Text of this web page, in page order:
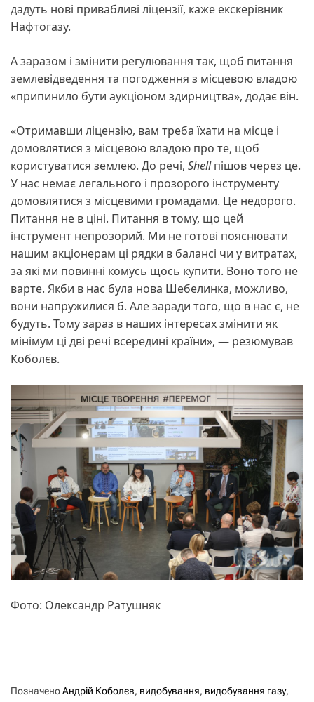
дадуть нові привабливі ліцензії, каже екскерівник
Нафтогазу.
А заразом і змінити регулювання так, щоб питання
землевідведення та погодження з місцевою владою
«припинило бути аукціоном здирництва», додає він.
«Отримавши ліцензію, вам треба їхати на місце і
домовлятися з місцевою владою про те, щоб
користуватися землею. До речі, Shellпішов через це.
У нас немає легального і прозорого інструменту
домовлятися з місцевими громадами. Це недорого.
Питання не в ціні. Питання в тому, що цей
інструмент непрозорий. Ми не готові пояснювати
нашим акціонерам ці рядки в балансі чи у витратах,
за які ми повинні комусь щось купити. Воно того не
варте. Якби в нас була нова Шебелинка, можливо,
вони напружилися б. Але заради того, що в нас є, не
будуть. Тому зараз в наших інтересах змінити як
мінімум ці дві речі всередині країни», — резюмував
Коболєв.
Фото: Олександр Ратушняк
ПозначеноАндрій Коболєв, видобування, видобування газу,